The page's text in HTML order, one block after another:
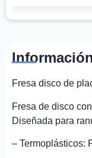
Fresa disco de
Fresa de disco
Diseñada para
– Termoplásticos: